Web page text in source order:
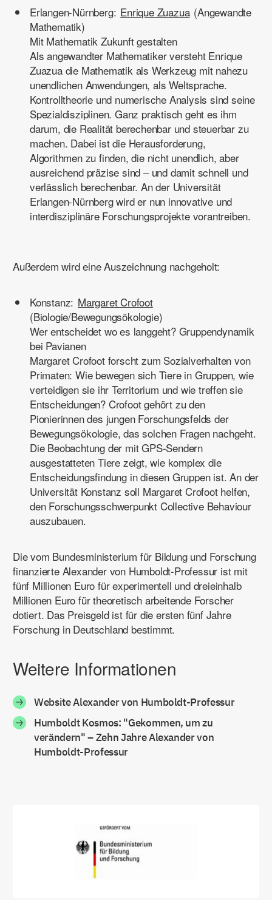
Erlangen-Nürnberg: Enrique Zuazua (Angewandte
Mathematik)
Mit Mathematik Zukunft gestalten
Als angewandter Mathematiker versteht Enrique
Zuazua die Mathematik als Werkzeug mit nahezu
unendlichen Anwendungen, als Weltsprache.
Kontrolltheorie und numerische Analysis sind seine
Spezialdisziplinen. Ganz praktisch geht es ihm
darum, die Realität berechenbar und steuerbar zu
machen. Dabei ist die Herausforderung,
Algorithmen zu finden, die nicht unendlich, aber
ausreichend präzise sind – und damit schnell und
verlässlich berechenbar. An der Universität
Erlangen-Nürnberg wird er nun innovative und
interdisziplinäre Forschungsprojekte vorantreiben.
Außerdem wird eine Auszeichnung nachgeholt:
Konstanz: Margaret Crofoot
(Biologie/Bewegungsökologie)
Wer entscheidet wo es langgeht? Gruppendynamik
bei Pavianen
Margaret Crofoot forscht zum Sozialverhalten von
Primaten: Wie bewegen sich Tiere in Gruppen, wie
verteidigen sie ihr Territorium und wie treffen sie
Entscheidungen? Crofoot gehört zu den
Pionierinnen des jungen Forschungsfelds der
Bewegungsökologie, das solchen Fragen nachgeht.
Die Beobachtung der mit GPS-Sendern
ausgestatteten Tiere zeigt, wie komplex die
Entscheidungsfindung in diesen Gruppen ist. An der
Universität Konstanz soll Margaret Crofoot helfen,
den Forschungsschwerpunkt Collective Behaviour
auszubauen.
Die vom Bundesministerium für Bildung und Forschung
finanzierte Alexander von Humboldt-Professur ist mit
fünf Millionen Euro für experimentell und dreieinhalb
Millionen Euro für theoretisch arbeitende Forscher
dotiert. Das Preisgeld ist für die ersten fünf Jahre
Forschung in Deutschland bestimmt.
Weitere Informationen
Website Alexander von Humboldt-Professur
Humboldt Kosmos: "Gekommen, um zu
verändern" – Zehn Jahre Alexander von
Humboldt-Professur